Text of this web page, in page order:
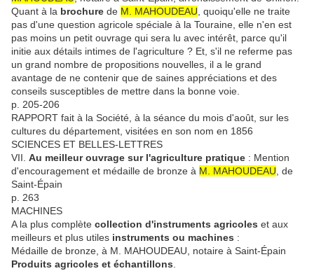
Quant à la brochure de M. MAHOUDEAU , quoiqu'elle ne traite
pas d'une question agricole spéciale à la Touraine, elle n'en est
pas moins un petit ouvrage qui sera lu avec intérêt, parce qu'il
initie aux détails intimes de l'agriculture ? Et, s'il ne referme pas
un grand nombre de propositions nouvelles, il a le grand
avantage de ne contenir que de saines appréciations et des
conseils susceptibles de mettre dans la bonne voie.
p. 205-206
RAPPORT fait à la Société, à la séance du mois d'août, sur les
cultures du département, visitées en son nom en 1856
SCIENCES ET BELLES-LETTRES
VII. Au meilleur ouvrage sur l'agriculture pratique : Mention
d'encouragement et médaille de bronze à M. MAHOUDEAU , de
Saint-Épain
p. 263
MACHINES
A la plus complète collection d'instruments agricoles et aux
meilleurs et plus utiles instruments ou machines :
Médaille de bronze, à M. MAHOUDEAU, notaire à Saint-Épain
Produits agricoles et échantillons